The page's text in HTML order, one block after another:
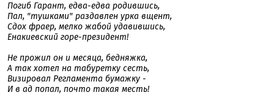
Погиб Гарант, едва-едва родившись,
Пал, "тушками" раздавлен урка вщент,
Сдох фраер, мелко жабой удавившись,
Енакиевский горе-президент!
Не прожил он и месяца, бедняжка,
А так хотел на табуретку сесть,
Визировал Регламента бумажку -
И в ад попал, почто такая месть!